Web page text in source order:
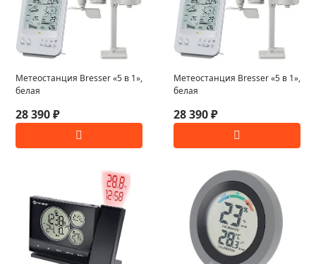
Метеостанция Bresser «5 в 1»,
белая
28 390 ₽
Метеостанция Bresser «5 в 1»,
белая
28 390 ₽